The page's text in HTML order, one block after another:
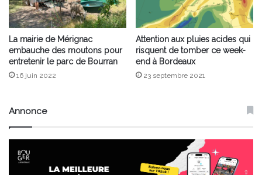
La mairie de Mérignac
embauche des moutons pour
entretenir le parc de Bourran
16 juin 2022
Attention aux pluies acides qui
risquent de tomber ce week-
end à Bordeaux
23 septembre 2021
Annonce